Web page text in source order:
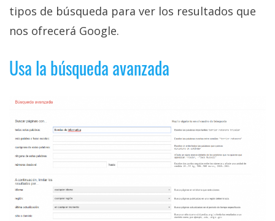
tipos de búsqueda para ver los resultados que
nos ofrecerá Google.
Usa la búsqueda avanzada